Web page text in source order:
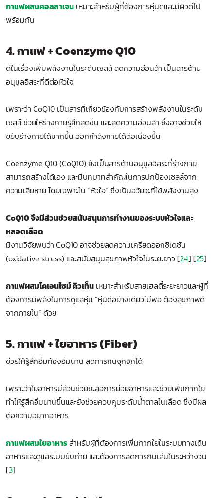
กาแฟผสมคอลลาเจน เหมาะสำหรับผู้ที่ต้องการหุ่นดีและมีผิวดีไป
พร้อมกัน
4. กาแฟ + Coenzyme Q10
ดีในเรื่องเพิ่มพลังงานในระดับเซลล์ ลดความอ่อนล้า เป็นสารต้าน
อนุมูลอิสระที่ดีต่อหัวใจ
เพราะว่า CoQ10 เป็นสารที่เกี่ยวข้องกับการสร้างพลังงานในระดับ
เซลล์ ช่วยให้ร่างกายรู้สึกสดชื่น และลดความอ่อนล้า ซึ่งอาจช่วยให้
ขยับร่างกายได้มากขึ้น ออกกำลังกายได้ต่อเนื่องขึ้น
Coenzyme Q10 (CoQ10) ยังเป็นสารต้านอนุมูลอิสระที่ร่างกาย
สามารถสร้างได้เอง และมีบทบาทสำคัญในการปกป้องเซลล์จาก
ความเสียหาย โดยเฉพาะใน “หัวใจ” ซึ่งเป็นอวัยวะที่ใช้พลังงานสูง
CoQ10 จึงมีส่วนช่วยสนับสนุนการทำงานของระบบหัวใจและ
หลอดเลือด
มีงานวิจัยพบว่า CoQ10 อาจช่วยลดความเครียดออกซิเดชัน
(oxidative stress) และสนับสนุนสุขภาพหัวใจในระยะยาว [24] [25]
กาแฟผสมโคเอนไซม์ คิวเท็น เหมาะสำหรับสายเฮลตี้ระยะยาวและผู้ที่
ต้องการมีพลังในการดูแลหุ่น “หุ่นดีอย่างเดียวไม่พอ ต้องสุขภาพดี
จากภายใน” ด้วย
5. กาแฟ + ใยอาหาร (Fiber)
ช่วยให้รู้สึกอิ่มท้องอิ่มนาน ลดการกินจุกจิกได้
เพราะว่าใยอาหารมีส่วนช่วยชะลอการย่อยอาหารและช่วยเพิ่มกากใย
ทำให้รู้สึกอิ่มนานขึ้นและยังช่วยควบคุมระดับน้ำตาลในเลือด ซึ่งมีผล
ต่อความอยากอาหาร
กาแฟผสมใยอาหารสำหรับผู้ที่ต้องการเพิ่มกากใยในระบบทางเดิน
อาหารและดูแลระบบขับถ่าย และต้องการลดการกินเล่นในระหว่างวัน
[3]